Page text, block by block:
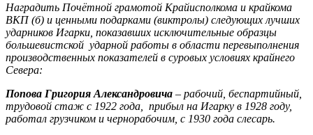
Наградить Почётной грамотой Крайисполкома и крайкома
ВКП (б) и ценными подарками (виктролы) следующих лучших
ударников Игарки, показавших исключительные образцы
большевистской ударной работы в области перевыполнения
производственных показателей в суровых условиях крайнего
Севера:
Попова Григория Александровича – рабочий, беспартийный,
трудовой стаж с 1922 года, прибыл на Игарку в 1928 году,
работал грузчиком и чернорабочим, с 1930 года слесарь.